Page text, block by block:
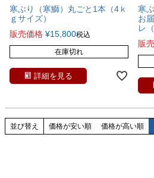
寒ぶり（寒鰤）丸ごと1本（4ｋ
ｇサイズ）
販売価格 ¥15,800税込
在庫切れ
詳細を見る
寒
お
レ
販
並び替え 価格が安い順 価格が高い順